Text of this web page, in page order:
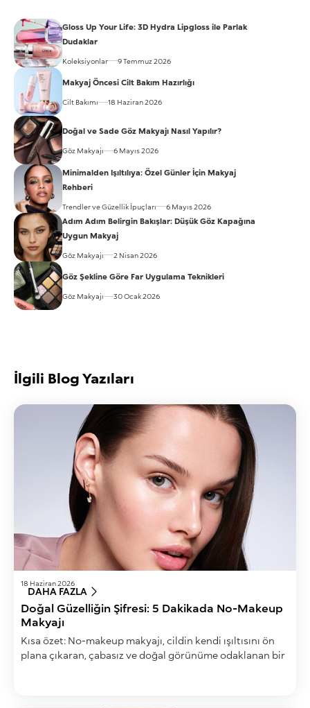
Gloss Up Your Life: 3D Hydra Lipgloss ile Parlak
Dudaklar
Koleksiyonlar 9 Temmuz 2026
Makyaj Öncesi Cilt Bakım Hazırlığı
Cilt Bakımı 18 Haziran 2026
Doğal ve Sade Göz Makyajı Nasıl Yapılır?
Göz Makyajı 6 Mayıs 2026
Minimalden Işıltılıya: Özel Günler İçin Makyaj
Rehberi
Trendler ve Güzellik İpuçları 6 Mayıs 2026
Adım Adım Belirgin Bakışlar: Düşük Göz Kapağına
Uygun Makyaj
Göz Makyajı 2 Nisan 2026
Göz Şekline Göre Far Uygulama Teknikleri
Göz Makyajı 30 Ocak 2026
İlgili Blog Yazıları
18 Haziran 2026
Doğal Güzelliğin Şifresi: 5 Dakikada No-Makeup
Makyajı
Kısa özet: No-makeup makyajı, cildin kendi ışıltısını ön
plana çıkaran, çabasız ve doğal görünüme odaklanan bir
DAHA FAZLA